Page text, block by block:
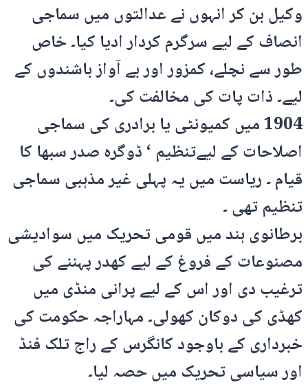
وکیل بن کر انہوں نے عدالتوں میں سماجی
انصاف کے لیے سرگرم کردار ادیا کیا۔ خاص
طور سے نچلے، کمزور اور بے آواز باشندوں کے
لیے۔ ذات پات کی مخالفت کی۔
1904 میں کمیونٹی یا برادری کی سماجی
اصلاحات کے لیےتنظیم ‘ ڈوگرہ صدر سبھا کا
قیام ۔ ریاست میں یہ پہلی غیر مذہبی سماجی
تنظیم تھی ۔
برطانوی ہند میں قومی تحریک میں سوادیشی
مصنوعات کے فروغ کے لیے کھدر پہننے کی
ترغیب دی اور اس کے لیے پرانی منڈی میں
کھڈی کی دوکان کھولی۔ مہاراجہ حکومت کی
خبرداری کے باوجود کانگرس کے راج تلک فنڈ
اور سیاسی تحریک میں حصہ لیا۔